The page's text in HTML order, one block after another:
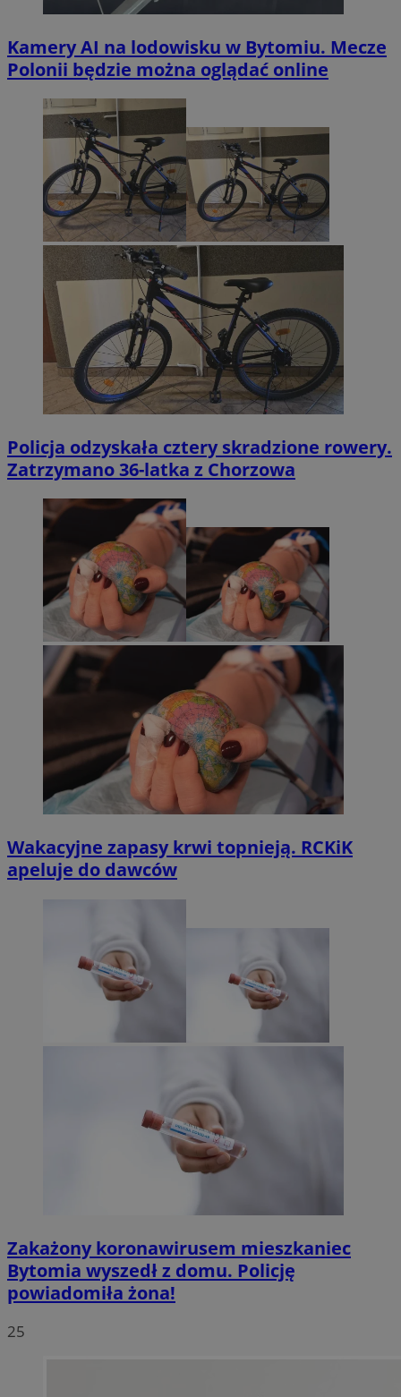
Kamery AI na lodowisku w Bytomiu. Mecze
Polonii będzie można oglądać online
Policja odzyskała cztery skradzione rowery.
Zatrzymano 36-latka z Chorzowa
Wakacyjne zapasy krwi topnieją. RCKiK
apeluje do dawców
Zakażony koronawirusem mieszkaniec
Bytomia wyszedł z domu. Policję
powiadomiła żona!
25